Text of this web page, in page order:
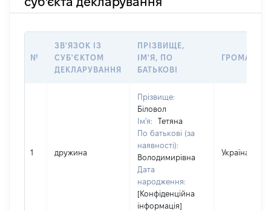
№
ЗВ'ЯЗОК ІЗ
СУБ'ЄКТОМ
ДЕКЛАРУВАННЯ
ПРІЗВИЩЕ,
ІМ'Я, ПО
БАТЬКОВІ
1 дружина
Прізвище:
Біловол
Ім'я:
Тетяна
По батькові (за
наявності):
Володимирівна
Дата
народження:
[Конфіденційна
інформація]
Україна